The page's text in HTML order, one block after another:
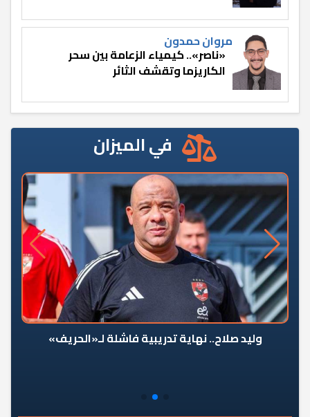
مروان حمدون
«ناصر».. كيمياء الزعامة بين سحر
الكاريزما وتقشف الثائر
في الميزان
وليد صلاح.. نهاية تدريبية فاشلة لـ«الحريف»